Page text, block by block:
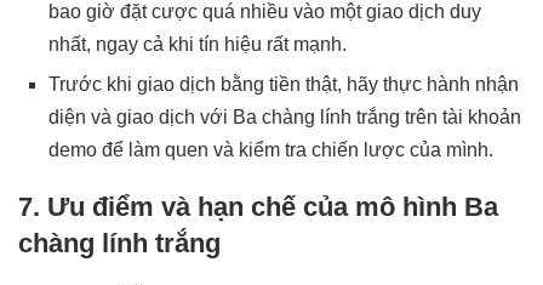
bao giờ đặt cược quá nhiều vào một giao dịch duy
nhất, ngay cả khi tín hiệu rất mạnh.
Trước khi giao dịch bằng tiền thật, hãy thực hành nhận
diện và giao dịch với Ba chàng lính trắng trên tài khoản
demo để làm quen và kiểm tra chiến lược của mình.
7. Ưu điểm và hạn chế của mô hình Ba
chàng lính trắng